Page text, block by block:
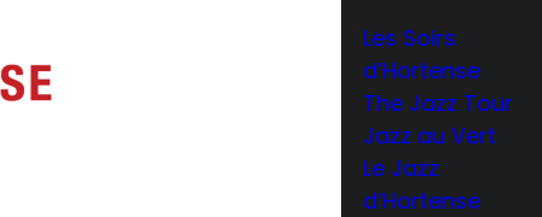
Les Soirs
d’Hortense
The Jazz Tour
Jazz au Vert
Le Jazz
d’Hortense